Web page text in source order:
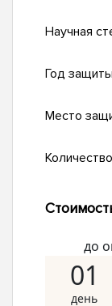
Научная
Год
Место
до
01